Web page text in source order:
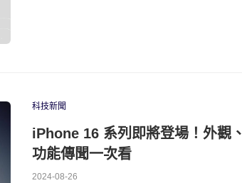
科技新聞
iPhone 16 系列即將登場！外觀
功能傳聞一次看
2024-08-26